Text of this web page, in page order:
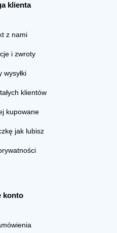
klienta
z nami
i zwroty
wysyłki
klientów
kupowane
jak lubisz
konto